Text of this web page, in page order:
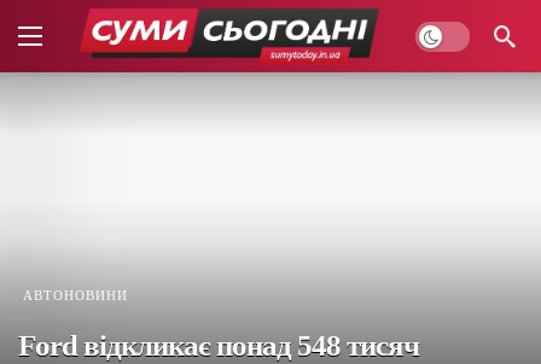
АВТОНОВИНИ
Ford відкликає понад 548 тисяч